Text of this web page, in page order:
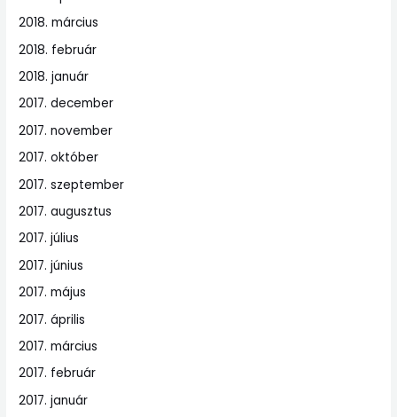
2018. március
2018. február
2018. január
2017. december
2017. november
2017. október
2017. szeptember
2017. augusztus
2017. július
2017. június
2017. május
2017. április
2017. március
2017. február
2017. január